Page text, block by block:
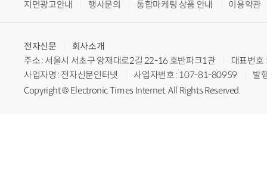
지면광고안내 행사문의 통합마케팅 상품 안내 이용약관
전자신문
회사소개
주소 : 서울시 서초구 양재대로2길 22-16 호반파크1관
대표번
사업자명 : 전자신문인터넷
사업자번호 : 107-81-80959
발
Copyright © Electronic Times Internet. All Rights Reserved.